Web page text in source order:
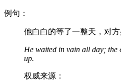
例句：
他白白的等了一整天，对方
He waited in vain all day; the
up.
权威来源：